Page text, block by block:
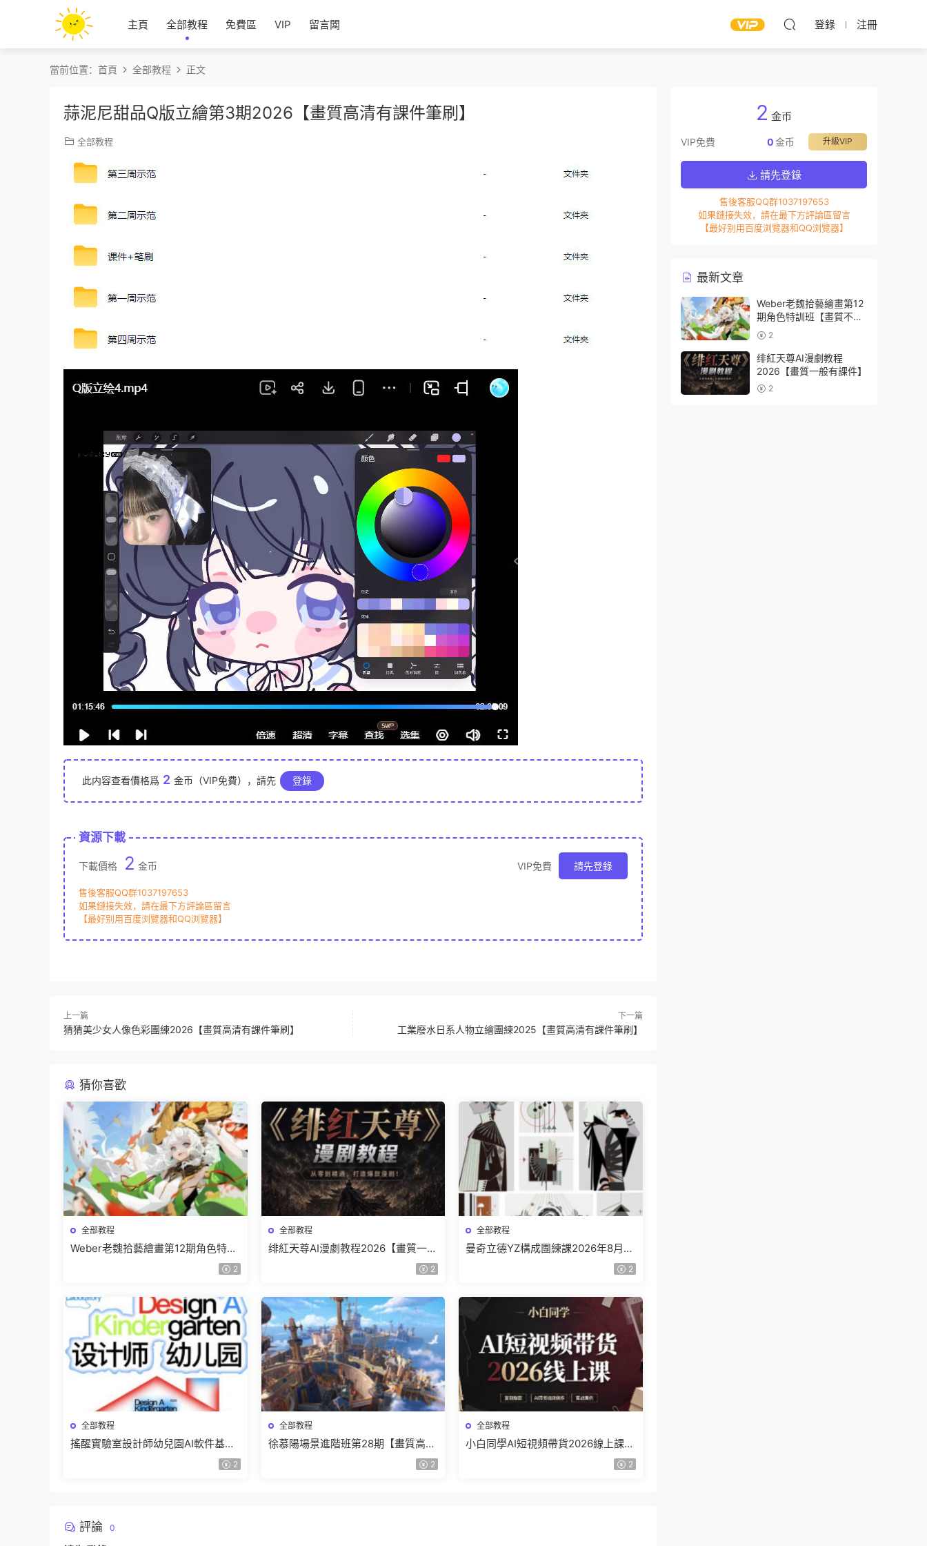
主頁 全部教程 免費區 VIP 留言闆 登錄 注冊
當前位置： 首頁 全部教程 正文
蒜泥尼甜品Q版立繪第3期2026【畫質高清有課件筆刷】
全部教程
此内容查看價格爲 2 金币（VIP免費），請先 登錄
資源下載
下載價格 2 金币 VIP免費 請先登錄
售後客服QQ群1037197653
如果鏈接失效，請在最下方評論區留言
【最好别用百度浏覽器和QQ浏覽器】
上一篇
猜猜美少女人像色彩團練2026【畫質高清有課件筆刷】
下一篇
工業廢水日系人物立繪團練2025【畫質高清有課件筆刷】
猜你喜歡
全部教程
Weber老魏拾藝繪畫第12期角色特訓
2
全部教程
绯紅天尊AI漫劇教程2026【畫質一般
2
全部教程
曼奇立德YZ構成團練課2026年8月已
2
全部教程
搖醒實驗室設計師幼兒園AI軟件基礎
2
全部教程
徐慕陽場景進階班第28期【畫質高清
2
全部教程
小白同學AI短視頻帶貨2026線上課
2
評論 0
2 金币
VIP免費 升級VIP
0金币
請先登錄
售後客服QQ群1037197653
如果鏈接失效，請在最下方評論區留言
【最好别用百度浏覽器和QQ浏覽器】
最新文章
Weber老魏拾藝繪畫第12
期角色特訓班【畫質不錯
隻有視頻】
2
绯紅天尊AI漫劇教程
2026【畫質一般有課件】
2